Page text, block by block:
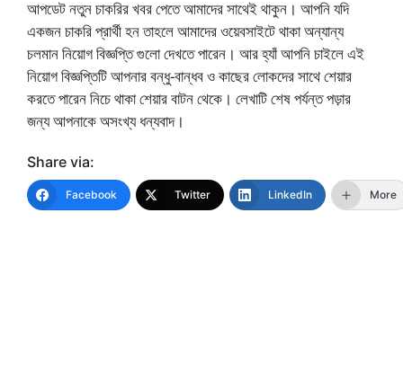
আপডেট নতুন চাকরির খবর পেতে আমাদের সাথেই থাকুন। আপনি যদি
একজন চাকরি প্রার্থী হন তাহলে আমাদের ওয়েবসাইটে থাকা অন্যান্য
চলমান নিয়োগ বিজ্ঞপ্তি গুলো দেখতে পারেন। আর হ্যাঁ আপনি চাইলে এই
নিয়োগ বিজ্ঞপ্তিটি আপনার বন্ধু-বান্ধব ও কাছের লোকদের সাথে শেয়ার
করতে পারেন নিচে থাকা শেয়ার বাটন থেকে। লেখাটি শেষ পর্যন্ত পড়ার
জন্য আপনাকে অসংখ্য ধন্যবাদ।
Share via:
Facebook Twitter LinkedIn More